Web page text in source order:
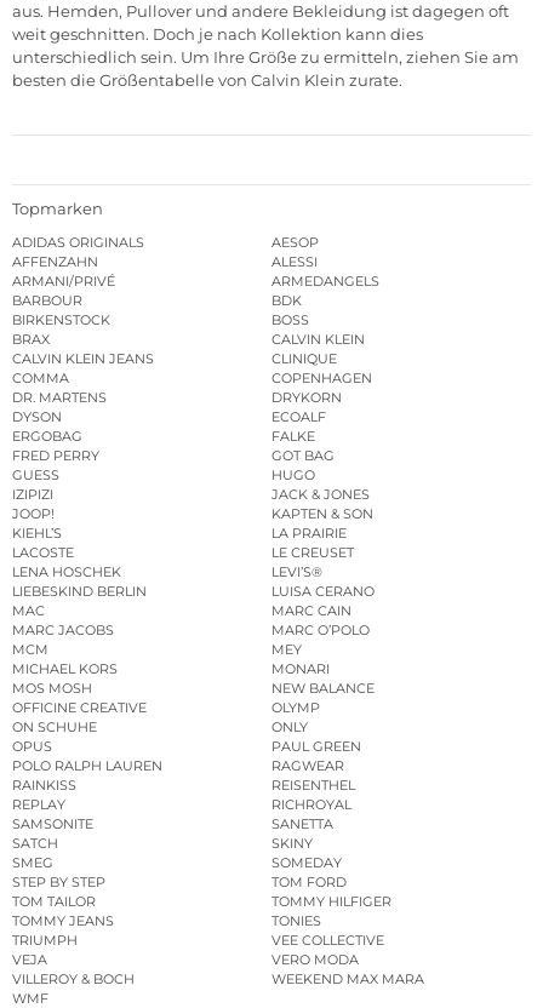
aus. Hemden, Pullover und andere Bekleidung ist dagegen oft
weit geschnitten. Doch je nach Kollektion kann dies
unterschiedlich sein. Um Ihre Größe zu ermitteln, ziehen Sie am
besten die Größentabelle von Calvin Klein zurate.
Topmarken
ADIDAS ORIGINALS
AESOP
AFFENZAHN
ALESSI
ARMANI/PRIVÉ
ARMEDANGELS
BARBOUR
BDK
BIRKENSTOCK
BOSS
BRAX
CALVIN KLEIN
CALVIN KLEIN JEANS
CLINIQUE
COMMA
COPENHAGEN
DR. MARTENS
DRYKORN
DYSON
ECOALF
ERGOBAG
FALKE
FRED PERRY
GOT BAG
GUESS
HUGO
IZIPIZI
JACK & JONES
JOOP!
KAPTEN & SON
KIEHL’S
LA PRAIRIE
LACOSTE
LE CREUSET
LENA HOSCHEK
LEVI’S®
LIEBESKIND BERLIN
LUISA CERANO
MAC
MARC CAIN
MARC JACOBS
MARC O’POLO
MCM
MEY
MICHAEL KORS
MONARI
MOS MOSH
NEW BALANCE
OFFICINE CREATIVE
OLYMP
ON SCHUHE
ONLY
OPUS
PAUL GREEN
POLO RALPH LAUREN
RAGWEAR
RAINKISS
REISENTHEL
REPLAY
RICHROYAL
SAMSONITE
SANETTA
SATCH
SKINY
SMEG
SOMEDAY
STEP BY STEP
TOM FORD
TOM TAILOR
TOMMY HILFIGER
TOMMY JEANS
TONIES
TRIUMPH
VEE COLLECTIVE
VEJA
VERO MODA
VILLEROY & BOCH
WEEKEND MAX MARA
WMF